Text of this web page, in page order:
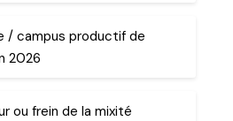
/ campus productif de
2026
ou frein de la mixité